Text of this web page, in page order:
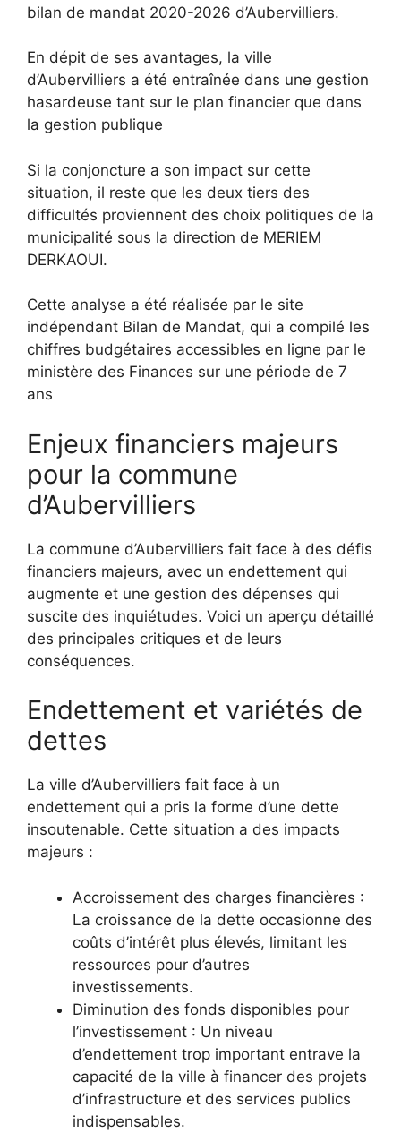
bilan de mandat 2020-2026 d’Aubervilliers.
En dépit de ses avantages, la ville
d’Aubervilliers a été entraînée dans une gestion
hasardeuse tant sur le plan financier que dans
la gestion publique
Si la conjoncture a son impact sur cette
situation, il reste que les deux tiers des
difficultés proviennent des choix politiques de la
municipalité sous la direction de MERIEM
DERKAOUI.
Cette analyse a été réalisée par le site
indépendant Bilan de Mandat, qui a compilé les
chiffres budgétaires accessibles en ligne par le
ministère des Finances sur une période de 7
ans
Enjeux financiers majeurs
pour la commune
d’Aubervilliers
La commune d’Aubervilliers fait face à des défis
financiers majeurs, avec un endettement qui
augmente et une gestion des dépenses qui
suscite des inquiétudes. Voici un aperçu détaillé
des principales critiques et de leurs
conséquences.
Endettement et variétés de
dettes
La ville d’Aubervilliers fait face à un
endettement qui a pris la forme d’une dette
insoutenable. Cette situation a des impacts
majeurs :
Accroissement des charges financières :
La croissance de la dette occasionne des
coûts d’intérêt plus élevés, limitant les
ressources pour d’autres
investissements.
Diminution des fonds disponibles pour
l’investissement : Un niveau
d’endettement trop important entrave la
capacité de la ville à financer des projets
d’infrastructure et des services publics
indispensables.